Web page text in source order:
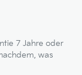
7 Jahre oder
was